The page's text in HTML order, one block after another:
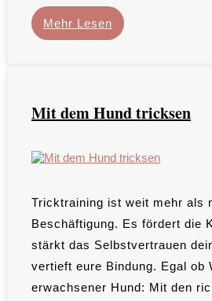
Mehr Lesen
Mit dem Hund tricksen
Tricktraining ist weit mehr als
Beschäftigung. Es fördert die
stärkt das Selbstvertrauen
vertieft eure Bindung. Egal ob
erwachsener Hund: Mit den